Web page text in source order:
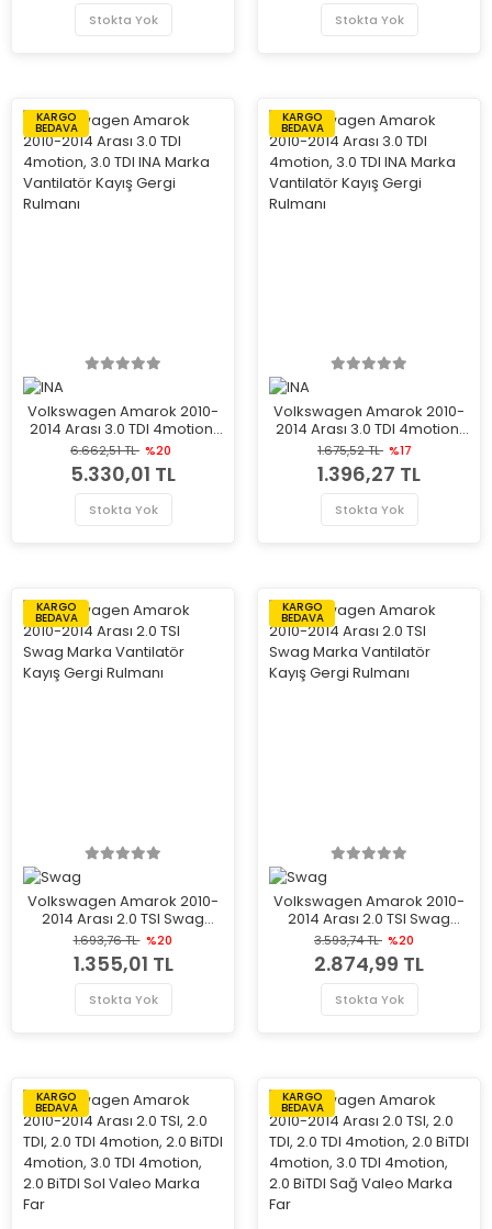
Stokta Yok Stokta Yok
KARGO
BEDAVA
Volkswagen Amarok 2010-
2014 Arası 3.0 TDI 4motion,
3.0 TDI INA Marka Vantilatör
Kayış Gergi Rulmanı
6.662,51 TL %20
5.330,01 TL
Stokta Yok
KARGO
BEDAVA
Volkswagen Amarok 2010-
2014 Arası 3.0 TDI 4motion,
3.0 TDI INA Marka Vantilatör
Kayış Gergi Rulmanı
1.675,52 TL %17
1.396,27 TL
Stokta Yok
KARGO
BEDAVA
Volkswagen Amarok 2010-
2014 Arası 2.0 TSI Swag
Marka Vantilatör Kayış
Gergi Rulmanı
1.693,76 TL %20
1.355,01 TL
Stokta Yok
KARGO
BEDAVA
Volkswagen Amarok 2010-
2014 Arası 2.0 TSI Swag
Marka Vantilatör Kayış
Gergi Rulmanı
3.593,74 TL %20
2.874,99 TL
Stokta Yok
KARGO
BEDAVA
KARGO
BEDAVA